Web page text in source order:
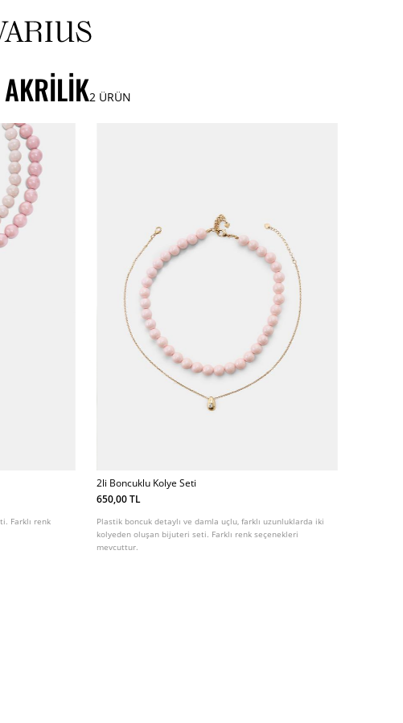
2 ÜRÜN
Farklı renk
2li Boncuklu Kolye Seti
650,00 TL
Plastik boncuk detaylı ve damla uçlu, farklı uzunluklarda iki
kolyeden oluşan bijuteri seti. Farklı renk seçenekleri
mevcuttur.